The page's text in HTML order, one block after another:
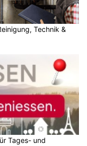
Technik &
Tages- und